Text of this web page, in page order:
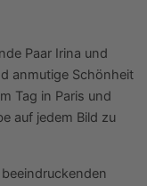
Paar Irina und
anmutige Schönheit
Tag in Paris und
auf jedem Bild zu